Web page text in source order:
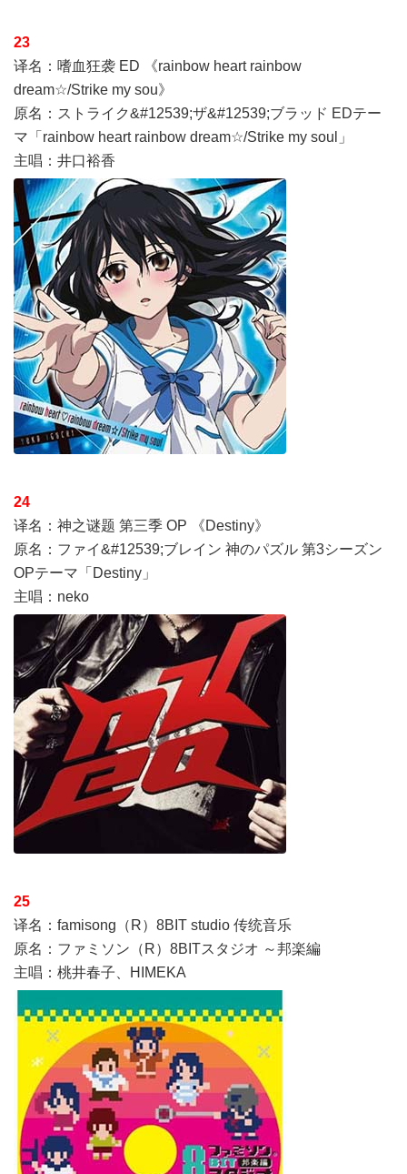
23
译名：嗜血狂袭 ED 《rainbow heart rainbow
dream☆/Strike my sou》
原名：ストライク&#12539;ザ&#12539;ブラッド EDテー
マ「rainbow heart rainbow dream☆/Strike my soul」
主唱：井口裕香
24
译名：神之谜题 第三季 OP 《Destiny》
原名：ファイ&#12539;ブレイン 神のパズル 第3シーズン
OPテーマ「Destiny」
主唱：neko
25
译名：famisong（R）8BIT studio 传统音乐
原名：ファミソン（R）8BITスタジオ ～邦楽編
主唱：桃井春子、HIMEKA